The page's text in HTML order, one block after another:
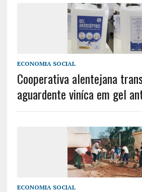
ECONOMIA SOCIAL
Cooperativa alentejana
aguardente viníca em gel
ECONOMIA SOCIAL